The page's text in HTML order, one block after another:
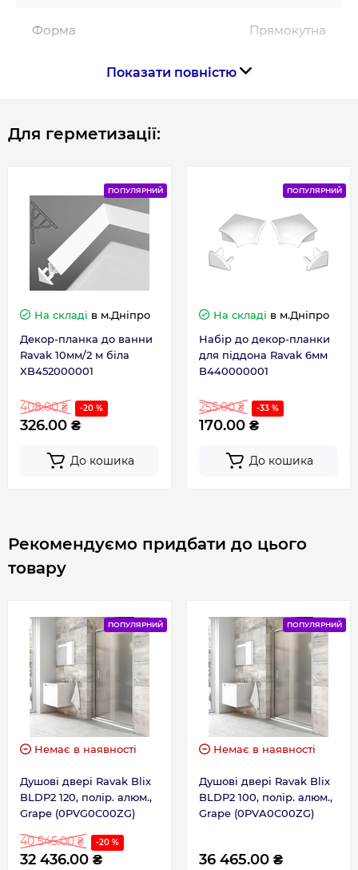
Форма Прямокутна
Країна виготовлення
Габарити, розміри, вага
Довжина, см 90
Показати повністю
Для герметизації:
ПОПУЛЯРНИЙ
На складі в м.Дніпро
Декор-планка до ванни
Ravak 10мм/2 м біла
XB452000001
408.00 ₴ -20 %
326.00 ₴
До кошика
ПОПУЛЯРНИЙ
На складі в м.Дніпро
Набір до декор-планки
для піддона Ravak 6мм
B440000001
255.00 ₴ -33 %
170.00 ₴
До кошика
Рекомендуємо придбати до цього
товару
ПОПУЛЯРНИЙ
Немає в наявності
Душові двері Ravak Blix
BLDP2 120, полір. алюм.,
Grape (0PVG0C00ZG)
40 545.00 ₴ -20 %
32 436.00 ₴
ПОПУЛЯРНИЙ
Немає в наявності
Душові двері Ravak Blix
BLDP2 100, полір. алюм.,
Grape (0PVA0C00ZG)
36 465.00 ₴